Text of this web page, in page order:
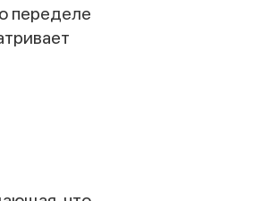
переделе